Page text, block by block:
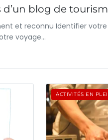
blog de
et reconnu Identifier
voyage…
ACTIVITÉS EN